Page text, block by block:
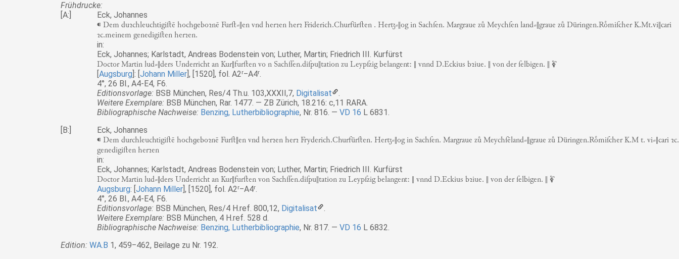
Frühdrucke:
[A:]
Eck, Johannes
⁌ Dem duꝛchleuchtigiﬅē hocheboꝛnē Furﬅ⸗‖en vnd herꝛen herꝛ Friderich.Churfürﬅen . Her⸗‖og in Sachſen. Margraue zů Meychſen land⸗‖graue zů Düringen.Roͤmiſcher K.Mt.vi‖cari
ꝛc.meinem genedigiﬅen herꝛen.
in:
Eck, Johannes; Karlstadt, Andreas Bodenstein von; Luther, Martin; Friedrich III. Kurfürst
Doctor Martin lud⸗‖ders Underricht an Kur‖furﬅen vo n Sachſſen.diſpu‖tation zu Leypſzig belangent: ‖ vnnd D.Eckius bꝛiue. ‖ von der ſelbigen. ‖ ❦
[Augsburg]: [Johann Miller], [1520], fol. A2r‒A4r.
4°, 26 Bl., A4-E4, F6.
Editionsvorlage: BSB München, Res/4 Th.u. 103,XXXII,7, Digitalisat
.
Weitere Exemplare: BSB München, Rar. 1477. — ZB Zürich, 18.216: c,11 RARA.
Bibliographische Nachweise: Benzing, Lutherbibliographie, Nr. 816. VD 16 L 6831.
[B:]
Eck, Johannes
⁌ Dem durchleuchtigiﬅē hocheboꝛnē Furﬅ‖en vnd herꝛen herꝛ Fryderich.Churfürﬅen. Her⸗‖og in Sachſen. Margraue zů Meychſēland⸗‖graue zů Düringen.Roͤmiſcher K.M t. vi⸗‖cari
genedigiﬅen herꝛen
in:
Eck, Johannes; Karlstadt, Andreas Bodenstein von; Luther, Martin; Friedrich III. Kurfürst
Doctor Martin lud⸗‖ders Underricht an Kur‖furﬅen von Sachſſen.diſpu‖tation zu Leypſzig belangent: ‖ vnnd D.Eckius bꝛiue. ‖ von der ſelbigen. ‖ ❦
Augsburg: [Johann Miller], [1520], fol. A2r‒A4r.
4°, 26 Bl., A4-E4, F6.
Editionsvorlage: BSB München, Res/4 H.ref. 800,12, Digitalisat
.
Weitere Exemplare: BSB München, 4 H.ref. 528 d.
Bibliographische Nachweise: Benzing, Lutherbibliographie, Nr. 817. VD 16 L 6832.
Edition: WA.B 1, 459‒462, Beilage zu Nr. 192.